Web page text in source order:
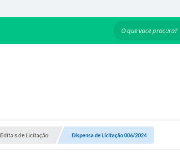
O que voce procura?
Editais de Licitação Dispensa de Licitação 006/2024